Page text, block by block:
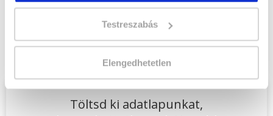
Testreszabás
Elengedhetetlen
Kutya-fizioterapeuta
szakképesítés online képzés - Szekszárd
tanfolyamunkat és váltsd valóra az álmaidat!
Töltsd ki adatlapunkat,